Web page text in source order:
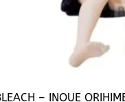
– INOUE